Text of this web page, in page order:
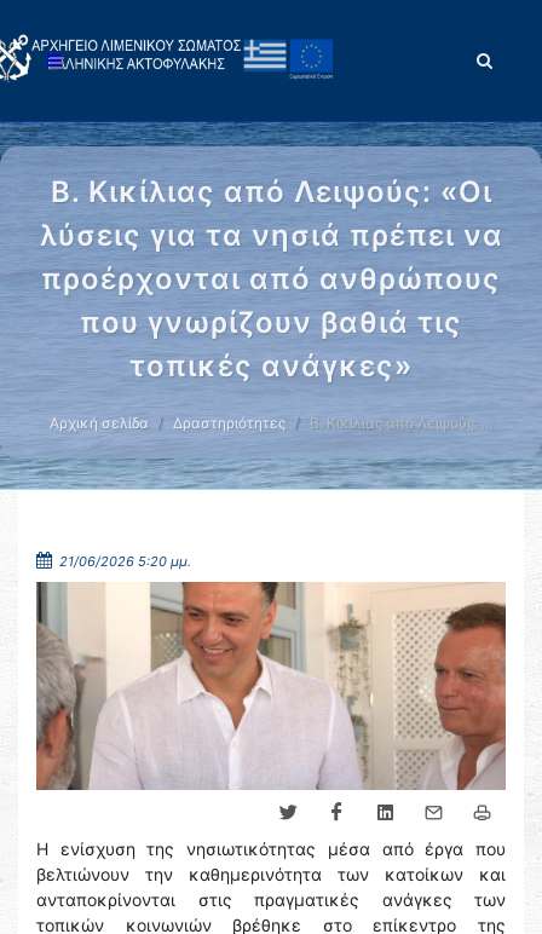
Β. Κικίλιας από Λειψούς: «Οι
λύσεις για τα νησιά πρέπει να
προέρχονται από ανθρώπους
που γνωρίζουν βαθιά τις
τοπικές ανάγκες»
Αρχική σελίδα Δραστηριότητες Β. Κικίλιας από Λειψούς: …
21/06/2026 5:20 μμ.
Η ενίσχυση της νησιωτικότητας μέσα από έργα που
βελτιώνουν την καθημερινότητα των κατοίκων και
ανταποκρίνονται στις πραγματικές ανάγκες των
τοπικών κοινωνιών βρέθηκε στο επίκεντρο της